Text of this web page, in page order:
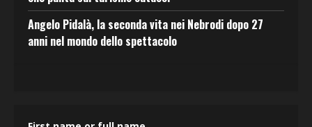
Angelo Pidalà, la seconda vita nei Nebrodi dopo 27
anni nel mondo dello spettacolo